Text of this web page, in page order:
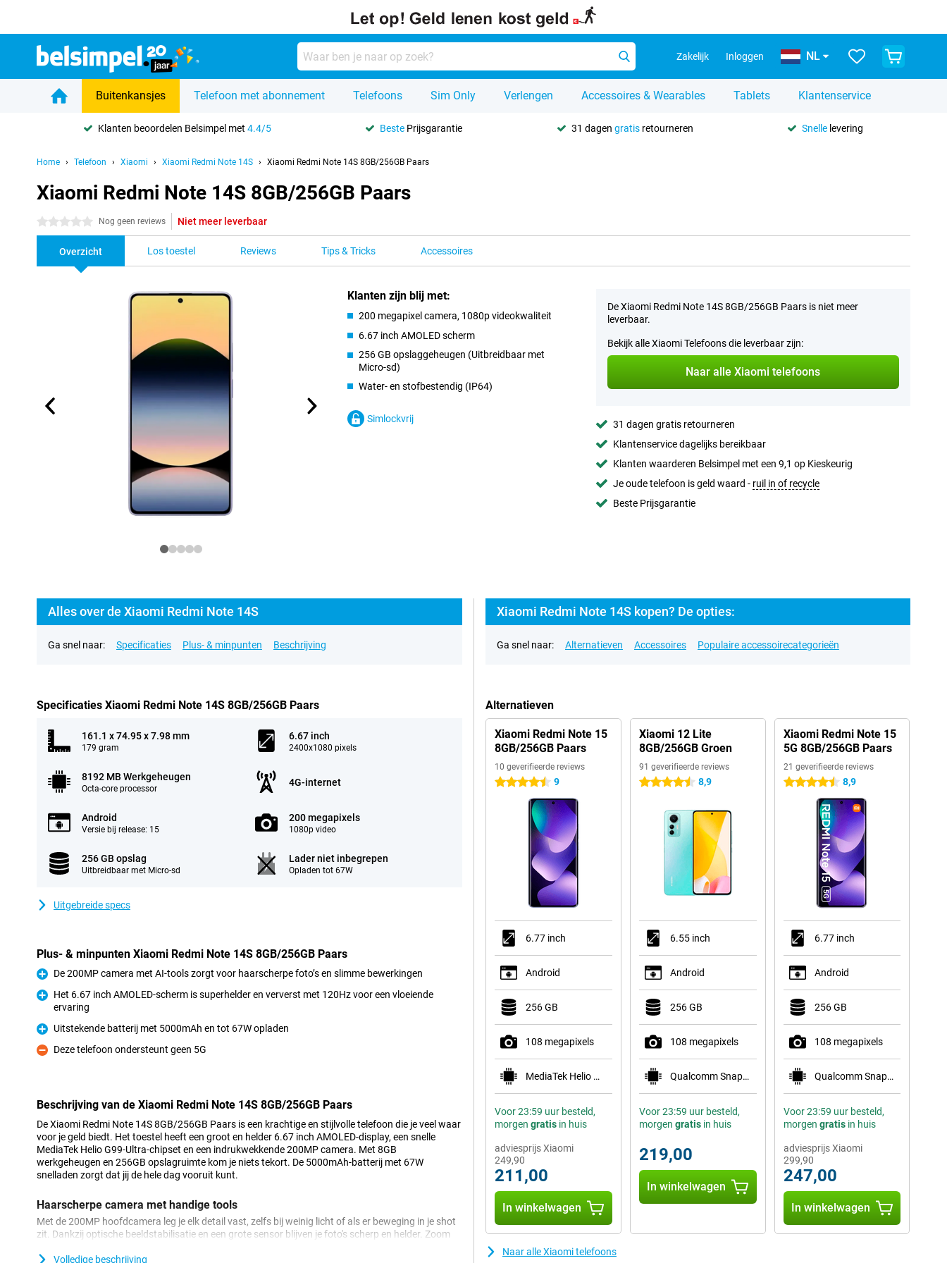
Zakelijk Inloggen NL
Buitenkansjes Telefoon met abonnement Telefoons Sim Only Verlengen Accessoires & Wearables Tablets Klantenservice
Klanten beoordelen Belsimpel met4.4/5 Beste Prijsgarantie 31 dagen gratisretourneren Snellelevering
Home Telefoon Xiaomi Xiaomi Redmi Note 14S Xiaomi Redmi Note 14S 8GB/256GB Paars
Xiaomi Redmi Note 14S 8GB/256GB Paars
0 sterren Nog geen reviews Niet meer leverbaar
Overzicht Los toestel Reviews Tips & Tricks Accessoires
Klanten zijn blij met:
200 megapixel camera, 1080p videokwaliteit
6.67 inch AMOLED scherm
256 GB opslaggeheugen (Uitbreidbaar met
Micro-sd)
Water- en stofbestendig (IP64)
Simlockvrij
De Xiaomi Redmi Note 14S 8GB/256GB Paars is niet meer
leverbaar.
Bekijk alle Xiaomi Telefoons die leverbaar zijn:
Naar alle Xiaomi telefoons
31 dagen gratis retourneren
Klantenservice dagelijks bereikbaar
Klanten waarderen Belsimpel met een 9,1 op Kieskeurig
Je oude telefoon is geld waard - ruil in of recycle
Beste Prijsgarantie
Alles over de Xiaomi Redmi Note 14S
Ga snel naar: Specificaties Plus- & minpunten Beschrijving
Specificaties Xiaomi Redmi Note 14S 8GB/256GB Paars
161.1 x 74.95 x 7.98 mm
179 gram
6.67 inch
2400x1080 pixels
8192 MB Werkgeheugen
Octa-core processor
4G-internet
Android
Versie bij release: 15
200 megapixels
1080p video
256 GB opslag
Uitbreidbaar met Micro-sd
Lader niet inbegrepen
Opladen tot 67W
Uitgebreide specs
Plus- & minpunten Xiaomi Redmi Note 14S 8GB/256GB Paars
Pluspunt
De 200MP camera met AI-tools zorgt voor haarscherpe foto’s en slimme bewerkingen
Pluspunt
Het 6.67 inch AMOLED-scherm is superhelder en ververst met 120Hz voor een vloeiende
ervaring
Pluspunt
Uitstekende batterij met 5000mAh en tot 67W opladen
Minpunt
Deze telefoon ondersteunt geen 5G
Beschrijving van de Xiaomi Redmi Note 14S 8GB/256GB Paars
De Xiaomi Redmi Note 14S 8GB/256GB Paars is een krachtige en stijlvolle telefoon die je veel waar
voor je geld biedt. Het toestel heeft een groot en helder 6.67 inch AMOLED-display, een snelle
MediaTek Helio G99-Ultra-chipset en een indrukwekkende 200MP camera. Met 8GB
werkgeheugen en 256GB opslagruimte kom je niets tekort. De 5000mAh-batterij met 67W
snelladen zorgt dat jij de hele dag vooruit kunt.
Haarscherpe camera met handige tools
Met de 200MP hoofdcamera leg je elk detail vast, zelfs bij weinig licht of als er beweging in je shot
zit. Dankzij optische beeldstabilisatie en een grote sensor blijven je foto's scherp en helder. Zoom
Dual Video, Beautify en AI Erase. Of je nu vlogs maakt of spontane momenten vastlegt, de Xiaomi
Volledige beschrijving
Xiaomi Redmi Note 14S kopen? De opties:
Ga snel naar: Alternatieven Accessoires Populaire accessoirecategorieën
Alternatieven
Xiaomi Redmi Note 15
8GB/256GB Paars
10 geverifieerde reviews
4.5 sterren 9
6.77 inch
Android
256 GB
108 megapixels
MediaTek Helio G100-Ultra
Voor 23:59 uur besteld,
morgen gratis in huis
249,90
adviesprijs Xiaomi
211,00
In winkelwagen
Xiaomi 12 Lite
8GB/256GB Groen
91 geverifieerde reviews
4.5 sterren 8,9
6.55 inch
Android
256 GB
108 megapixels
Qualcomm Snapdragon 778G 5G
Voor 23:59 uur besteld,
morgen gratisin huis
219,00
In winkelwagen
Xiaomi Redmi Note 15
5G 8GB/256GB Paars
21 geverifieerde reviews
4.5 sterren 8,9
6.77 inch
Android
256 GB
108 megapixels
Qualcomm Snapdragon 6 Gen 3 Mobile Platform
Voor 23:59 uur besteld,
morgen gratisin huis
299,90
adviesprijs Xiaomi
247,00
In winkelwagen
Naar alle Xiaomi telefoons